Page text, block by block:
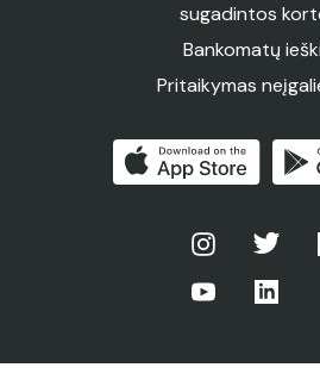
sugadintos
Bankomatų
Pritaikymas